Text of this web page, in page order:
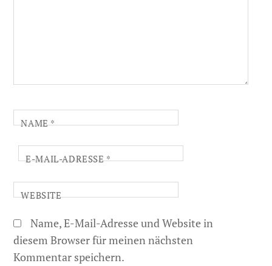
NAME*
E-MAIL-ADRESSE*
WEBSITE
Name, E-Mail-Adresse und Website in
diesem Browser für meinen nächsten
Kommentar speichern.